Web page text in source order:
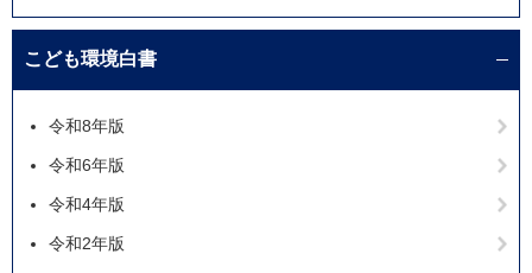
こども環境白書
令和8年版
令和6年版
令和4年版
令和2年版